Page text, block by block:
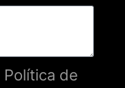
Política de